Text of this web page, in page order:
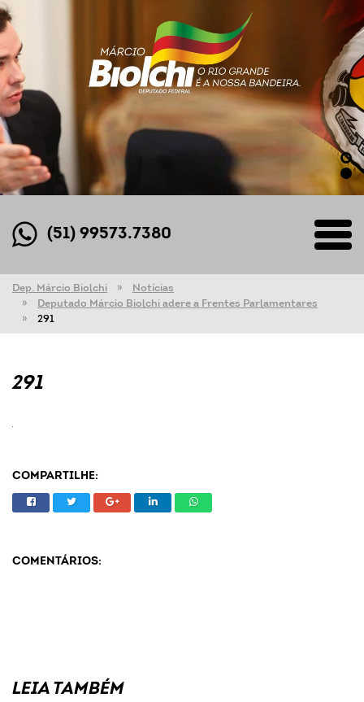
(51) 99573.7380
Dep. Márcio Biolchi
Notícias
Deputado Márcio Biolchi adere a Frentes Parlamentares
291
291
COMPARTILHE:
COMENTÁRIOS:
LEIA TAMBÉM